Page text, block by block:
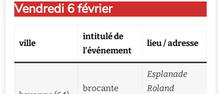
Vendredi 6 février
ville
intitulé de
l’événement
lieu / adresse
brocante
Esplanade
Roland